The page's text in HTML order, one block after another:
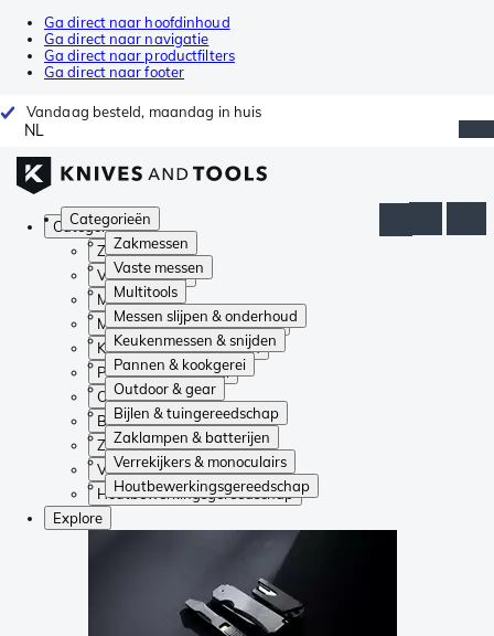
Ga direct naar hoofdinhoud
Ga direct naar navigatie
Ga direct naar productfilters
Ga direct naar footer
Vandaag besteld, maandag in huis
NL
Categorieën
Zakmessen
Vaste messen
Multitools
Messen slijpen & onderhoud
Keukenmessen & snijden
Pannen & kookgerei
Outdoor & gear
Bijlen & tuingereedschap
Zaklampen & batterijen
Verrekijkers & monoculairs
Houtbewerkingsgereedschap
Categorieën
Zakmessen
Vaste messen
Multitools
Messen slijpen & onderhoud
Keukenmessen & snijden
Pannen & kookgerei
Outdoor & gear
Bijlen & tuingereedschap
Zaklampen & batterijen
Verrekijkers & monoculairs
Houtbewerkingsgereedschap
Explore